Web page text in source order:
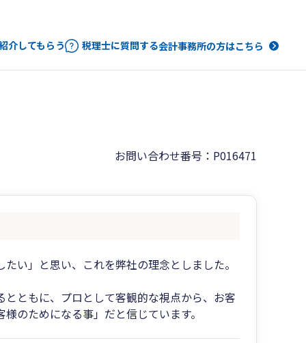
介してもらう 税理士に質問する会計事務所の方はこちら
お問い合わせ番号：P016471
い」と思い、これを弊社の理念としました。
ともに、プロとして客観的な視点から、お客
のためになる事」だと信じています。